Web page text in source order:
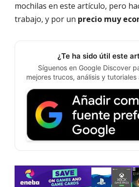
mochilas en este artículo, pero
trabajo, y por un precio muy
¿Te ha sido útil este
Síguenos en Google Discover
mejores trucos, análisis y